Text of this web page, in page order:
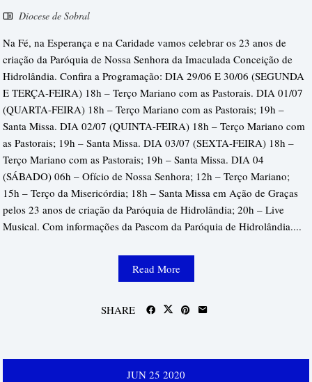
Diocese de Sobral
Na Fé, na Esperança e na Caridade vamos celebrar os 23 anos de
criação da Paróquia de Nossa Senhora da Imaculada Conceição de
Hidrolândia. Confira a Programação: DIA 29/06 E 30/06 (SEGUNDA
E TERÇA-FEIRA) 18h – Terço Mariano com as Pastorais. DIA 01/07
(QUARTA-FEIRA) 18h – Terço Mariano com as Pastorais; 19h –
Santa Missa. DIA 02/07 (QUINTA-FEIRA) 18h – Terço Mariano com
as Pastorais; 19h – Santa Missa. DIA 03/07 (SEXTA-FEIRA) 18h –
Terço Mariano com as Pastorais; 19h – Santa Missa. DIA 04
(SÁBADO) 06h – Ofício de Nossa Senhora; 12h – Terço Mariano;
15h – Terço da Misericórdia; 18h – Santa Missa em Ação de Graças
pelos 23 anos de criação da Paróquia de Hidrolândia; 20h – Live
Musical. Com informações da Pascom da Paróquia de Hidrolândia....
Read More
SHARE
JUN 25 2020